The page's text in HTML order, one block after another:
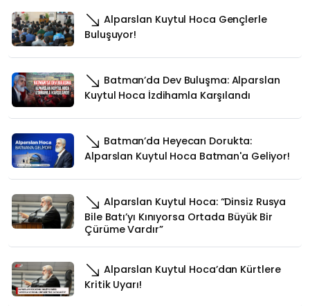
Alparslan Kuytul Hoca Gençlerle
Buluşuyor!
Batman’da Dev Buluşma: Alparslan
Kuytul Hoca İzdihamla Karşılandı
Batman’da Heyecan Dorukta:
Alparslan Kuytul Hoca Batman'a Geliyor!
Alparslan Kuytul Hoca: “Dinsiz Rusya
Bile Batı’yı Kınıyorsa Ortada Büyük Bir
Çürüme Vardır”
Alparslan Kuytul Hoca’dan Kürtlere
Kritik Uyarı!